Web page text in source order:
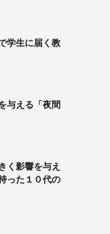
学生に届く教
与える「夜間
く影響を与え
った１０代の